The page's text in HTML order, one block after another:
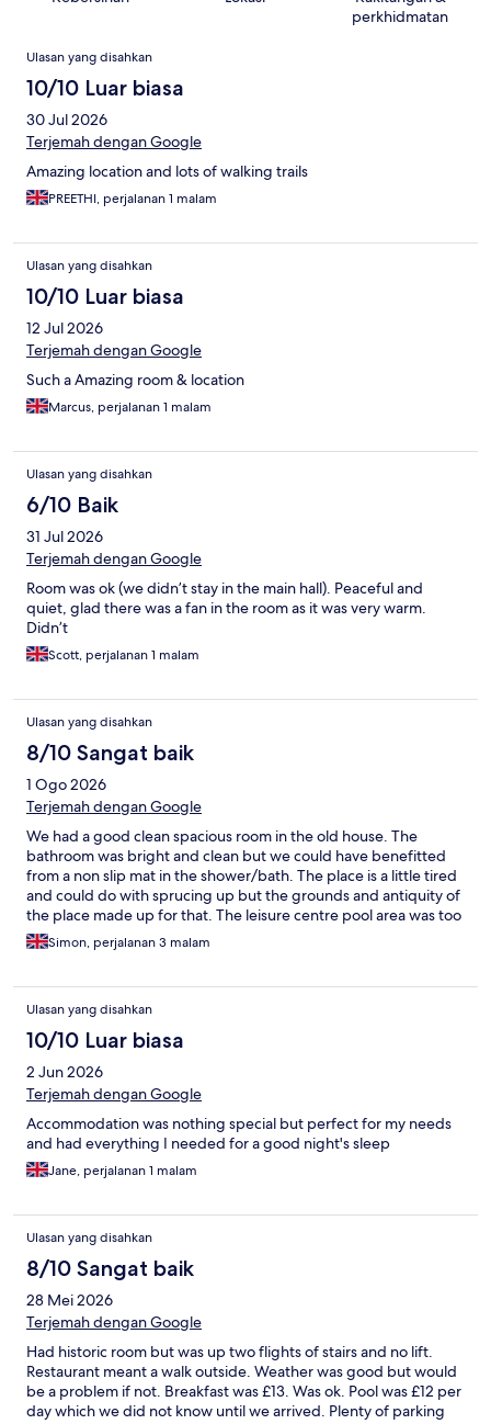
perkhidmatan
Ulasan
Ulasan yang disahkan
10/10 Luar biasa
30 Jul 2026
Terjemah dengan Google
Amazing location and lots of walking trails
PREETHI, perjalanan 1 malam
Ulasan yang disahkan
10/10 Luar biasa
12 Jul 2026
Terjemah dengan Google
Such a Amazing room & location
Marcus, perjalanan 1 malam
Ulasan yang disahkan
6/10 Baik
31 Jul 2026
Terjemah dengan Google
Room was ok (we didn’t stay in the main hall). Peaceful and
quiet, glad there was a fan in the room as it was very warm.
Didn’t
Scott, perjalanan 1 malam
Ulasan yang disahkan
8/10 Sangat baik
1 Ogo 2026
Terjemah dengan Google
We had a good clean spacious room in the old house. The
bathroom was bright and clean but we could have benefitted
from a non slip mat in the shower/bath. The place is a little tired
and could do with sprucing up but the grounds and antiquity of
the place made up for that. The leisure centre pool area was too
hot and there was no way to cool down after a sauna as the
showers were a fixed temperature. The bar and restaurant were
Overall good value for money but could be a lot better.
Simon, perjalanan 3 malam
Ulasan yang disahkan
10/10 Luar biasa
2 Jun 2026
Terjemah dengan Google
Accommodation was nothing special but perfect for my needs
and had everything I needed for a good night's sleep
Jane, perjalanan 1 malam
Ulasan yang disahkan
8/10 Sangat baik
28 Mei 2026
Terjemah dengan Google
Had historic room but was up two flights of stairs and no lift.
Restaurant meant a walk outside. Weather was good but would
be a problem if not. Breakfast was £13. Was ok. Pool was £12 per
day which we did not know until we arrived. Plenty of parking